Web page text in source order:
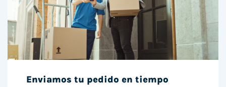
Enviamos tu pedido en tiempo